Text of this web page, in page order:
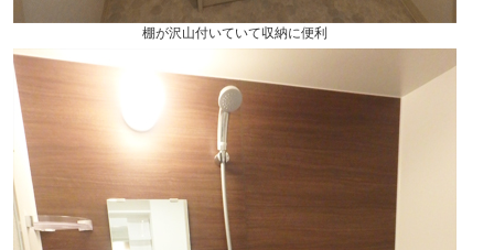
棚が沢山付いていて収納に便利